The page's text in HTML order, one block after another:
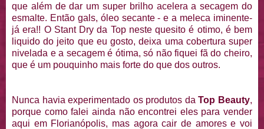
que além de dar um super brilho acelera a secagem do
esmalte. Então gals, óleo secante - e a meleca iminente-
já era!! O Stant Dry da Top neste quesito é otimo, é bem
liquido do jeito que eu gosto, deixa uma cobertura super
nivelada e a secagem é ótima, só não fiquei fã do cheiro,
que é um pouquinho mais forte do que dos outros.
Nunca havia experimentado os produtos daTop Beauty,
porque como falei ainda não encontrei eles para vender
aqui em Florianópolis, mas agora cair de amores e voi